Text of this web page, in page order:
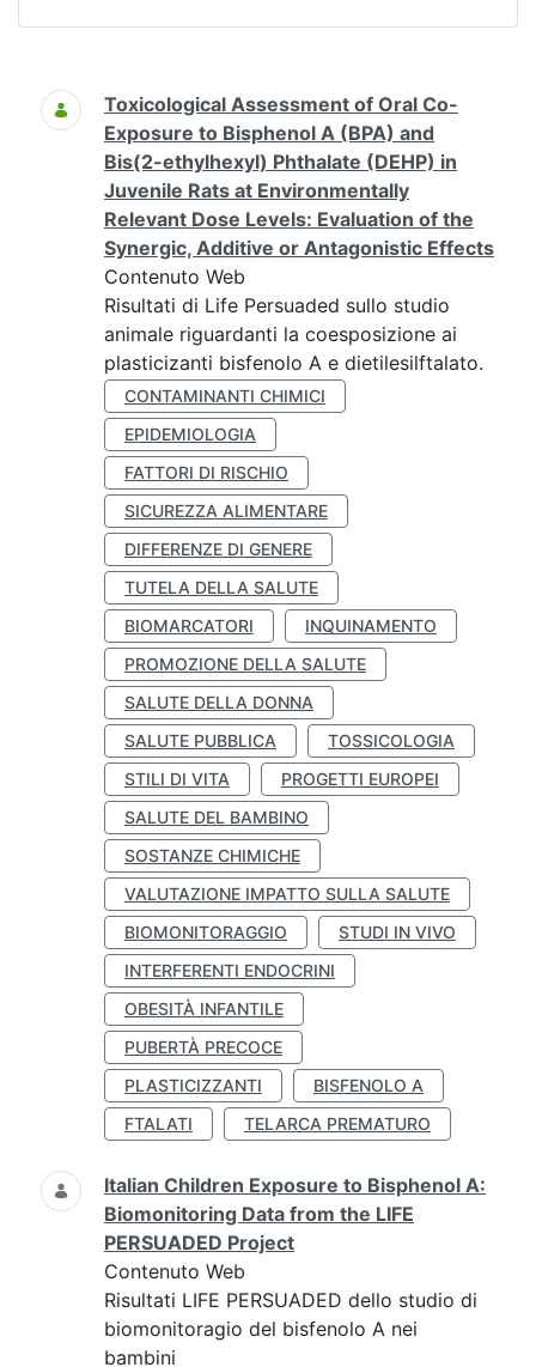
Ricerca
Toxicological Assessment of Oral Co-
Exposure to Bisphenol A (BPA) and
Bis(2-ethylhexyl) Phthalate (DEHP) in
Juvenile Rats at Environmentally
Relevant Dose Levels: Evaluation of the
Synergic, Additive or Antagonistic Effects
Contenuto Web
Risultati di Life Persuaded sullo studio
animale riguardanti la coesposizione ai
plasticizanti bisfenolo A e dietilesilftalato.
CONTAMINANTI CHIMICI
EPIDEMIOLOGIA
FATTORI DI RISCHIO
SICUREZZA ALIMENTARE
DIFFERENZE DI GENERE
TUTELA DELLA SALUTE
BIOMARCATORI
INQUINAMENTO
PROMOZIONE DELLA SALUTE
SALUTE DELLA DONNA
SALUTE PUBBLICA
TOSSICOLOGIA
STILI DI VITA
PROGETTI EUROPEI
SALUTE DEL BAMBINO
SOSTANZE CHIMICHE
VALUTAZIONE IMPATTO SULLA SALUTE
BIOMONITORAGGIO
STUDI IN VIVO
INTERFERENTI ENDOCRINI
OBESITÀ INFANTILE
PUBERTÀ PRECOCE
PLASTICIZZANTI
BISFENOLO A
FTALATI
TELARCA PREMATURO
Italian Children Exposure to Bisphenol A:
Biomonitoring Data from the LIFE
PERSUADED Project
Contenuto Web
Risultati LIFE PERSUADED dello studio di
biomonitoragio del bisfenolo A nei
bambini